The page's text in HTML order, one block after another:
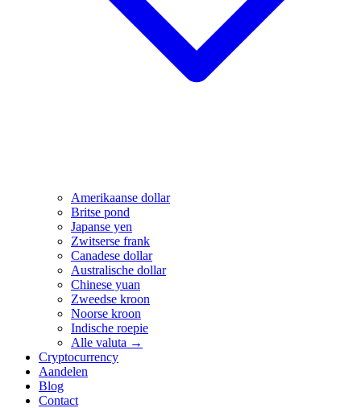
Amerikaanse dollar
Britse pond
Japanse yen
Zwitserse frank
Canadese dollar
Australische dollar
Chinese yuan
Zweedse kroon
Noorse kroon
Indische roepie
Alle valuta →
Cryptocurrency
Aandelen
Blog
Contact